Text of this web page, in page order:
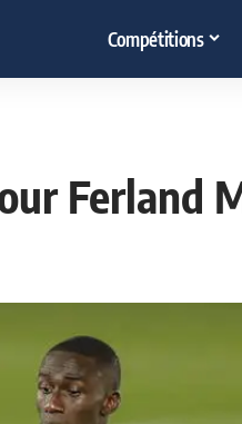
Compétitions
Ferland